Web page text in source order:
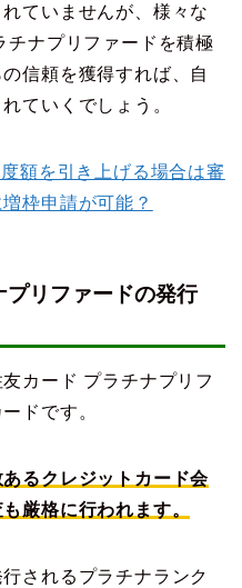
ていませんが、様々な
チナプリファードを積極
信頼を獲得すれば、自
ていくでしょう。
額を引き上げる場合は審
枠申請が可能？
プリファードの発行
カード プラチナプリフ
ドです。
るクレジットカード会
厳格に行われます。
されるプラチナランク